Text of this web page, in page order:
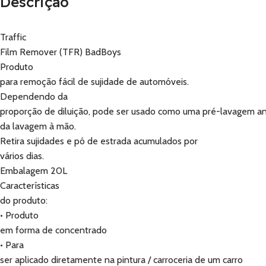
Traffic
Film Remover (TFR) BadBoys
Produto
para remoção fácil de sujidade de automóveis.
Dependendo da
proporção de diluição, pode ser usado como uma pré-lavagem
da lavagem à mão.
Retira sujidades e pó de estrada acumulados por
vários dias.
Embalagem 20L
Características
do produto:
• Produto
em forma de concentrado
• Para
ser aplicado diretamente na pintura / carroceria de um carro